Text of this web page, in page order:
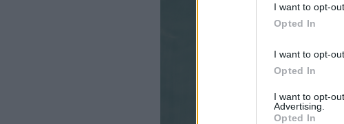
I want to opt-
Opted In
I want to opt-
Opted In
I want to opt-
Advertising.
Opted In